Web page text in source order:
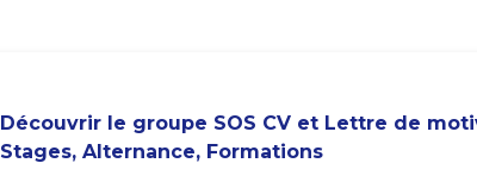
Découvrir le groupe SOS CV et Lettre de
Stages, Alternance, Formations